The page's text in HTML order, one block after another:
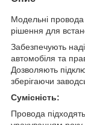
Модельні
рішення для
Забезпечують
автомобіля та
Дозволяють
зберігаючи
Сумісність:
Провода